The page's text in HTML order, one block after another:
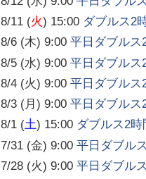
8/11 (火) 15:00 ダブルス2
8/6 (木) 9:00 平日ダブルス
8/5 (水) 9:00 平日ダブルス
8/4 (火) 9:00 平日ダブルス
8/3 (月) 9:00 平日ダブルス
8/1 (土) 15:00 ダブルス2
7/31 (金) 9:00 平日ダブル
7/28 (火) 9:00 平日ダブル